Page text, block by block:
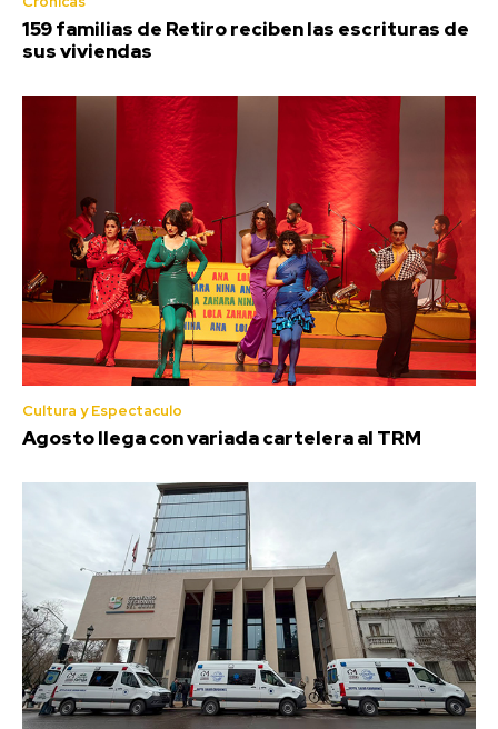
159 familias de Retiro reciben las escrituras de
sus viviendas
Cultura y Espectaculo
Agosto llega con variada cartelera al TRM